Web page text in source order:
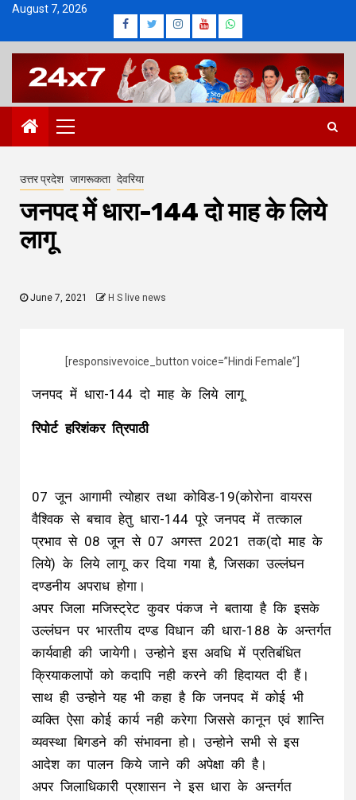
Skip
content
August 7, 2026
Facebook
Twitter
Instagram
Youtube
Whatsapp
Primary
Menu
उत्तर प्रदेश जागरूकता देवरिया
जनपद में धारा-144 दो माह के लिये
लागू
June 7, 2021 H S live news
[responsivevoice_button voice=”Hindi Female”]
जनपद में धारा-144 दो माह के लिये लागू
रिपोर्ट हरिशंकर त्रिपाठी
07 जून आगामी त्योहार तथा कोविड-19(कोरोना वायरस
वैश्विक से बचाव हेतु धारा-144 पूरे जनपद में तत्काल
प्रभाव से 08 जून से 07 अगस्त 2021 तक(दो माह के
लिये) के लिये लागू कर दिया गया है, जिसका उल्लंघन
दण्डनीय अपराध होगा।
अपर जिला मजिस्ट्रेट कुवर पंकज ने बताया है कि इसके
उल्लंघन पर भारतीय दण्ड विधान की धारा-188 के अन्तर्गत
कार्यवाही की जायेगी। उन्होने इस अवधि में प्रतिबंधित
क्रियाकलापों को कदापि नही करने की हिदायत दी हैं।
साथ ही उन्होने यह भी कहा है कि जनपद में कोई भी
व्यक्ति ऐसा कोई कार्य नही करेगा जिससे कानून एवं शान्ति
व्यवस्था बिगडने की संभावना हो। उन्होने सभी से इस
आदेश का पालन किये जाने की अपेक्षा की है।
अपर जिलाधिकारी प्रशासन ने इस धारा के अन्तर्गत